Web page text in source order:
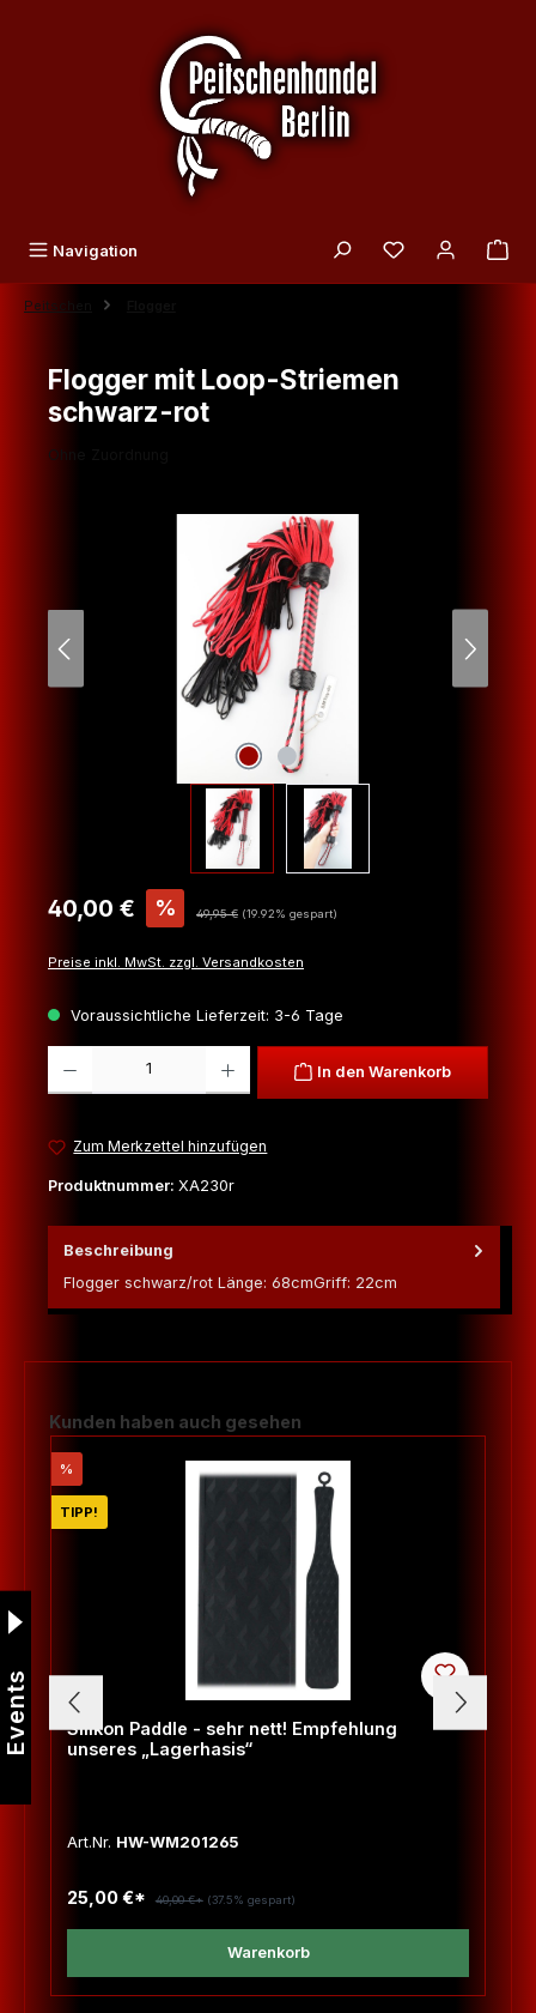
Navigation Du hast 0
Peitschen
Flogger mit Loop-Striemen
schwarz-rot
Ohne Zuordnung
Verkaufspreis:
40,00 € % Regulärer Preis:
49,95 € (19.92% gespart)
Preise inkl. MwSt. zzgl. Versandkosten
Voraussichtliche Lieferzeit: 3-6 Tage
In den Warenkorb
Zum Merkzettel hinzufügen
Produktnummer: XA230r
Beschreibung
Flogger schwarz/rot Länge: 68cmGriff: 22cm
Produktgalerie überspringen
Kunden haben auch gesehen
%
TIPP!
Silikon Paddle - sehr nett! Empfehlung
unseres „Lagerhasis“
Art.Nr. HW-WM201265
25,00 €* 40,00 €* (37.5% gespart)
Warenkorb
Events